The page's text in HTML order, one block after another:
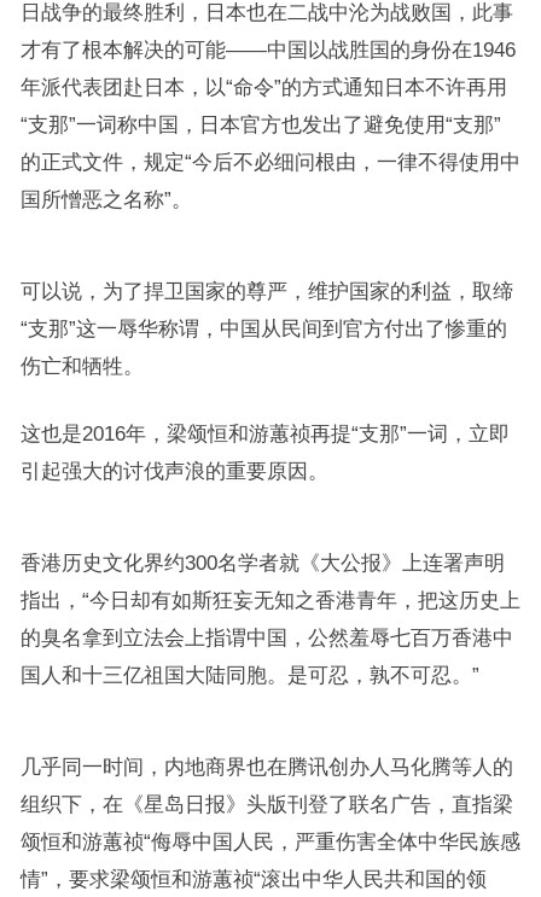
日战争的最终胜利，日本也在二战中沦为战败国，此事
才有了根本解决的可能——中国以战胜国的身份在1946
年派代表团赴日本，以“命令”的方式通知日本不许再用
“支那”一词称中国，日本官方也发出了避免使用“支那”
的正式文件，规定“今后不必细问根由，一律不得使用中
国所憎恶之名称”。
可以说，为了捍卫国家的尊严，维护国家的利益，取缔
“支那”这一辱华称谓，中国从民间到官方付出了惨重的
伤亡和牺牲。
这也是2016年，梁颂恒和游蕙祯再提“支那”一词，立即
引起强大的讨伐声浪的重要原因。
香港历史文化界约300名学者就《大公报》上连署声明
指出，“今日却有如斯狂妄无知之香港青年，把这历史上
的臭名拿到立法会上指谓中国，公然羞辱七百万香港中
国人和十三亿祖国大陆同胞。是可忍，孰不可忍。”
几乎同一时间，内地商界也在腾讯创办人马化腾等人的
组织下，在《星岛日报》头版刊登了联名广告，直指梁
颂恒和游蕙祯“侮辱中国人民，严重伤害全体中华民族感
情”，要求梁颂恒和游蕙祯“滚出中华人民共和国的领